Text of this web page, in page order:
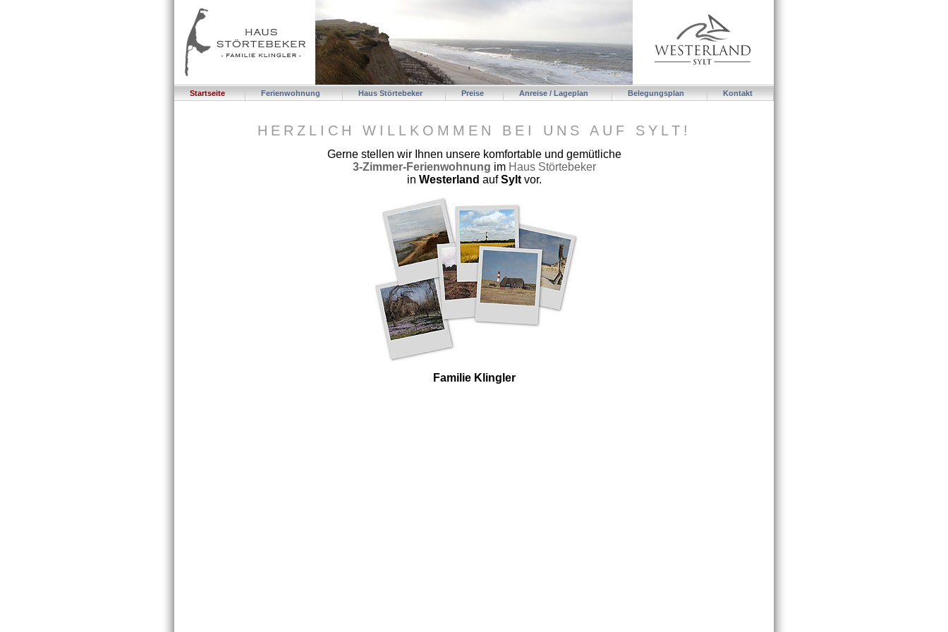
Startseite Ferienwohnung Haus Störtebeker Preise Anreise / Lageplan Belegungsplan Kontakt
HERZLICH WILLKOMMEN BEI UNS AUF SYLT!
Gerne stellen wir Ihnen unsere komfortable und gemütliche
3-Zimmer-Ferienwohnung im Haus Störtebeker
in Westerland aufSyltvor.
Familie Klingler